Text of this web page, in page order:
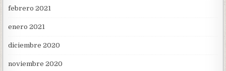
febrero 2021
enero 2021
diciembre 2020
noviembre 2020